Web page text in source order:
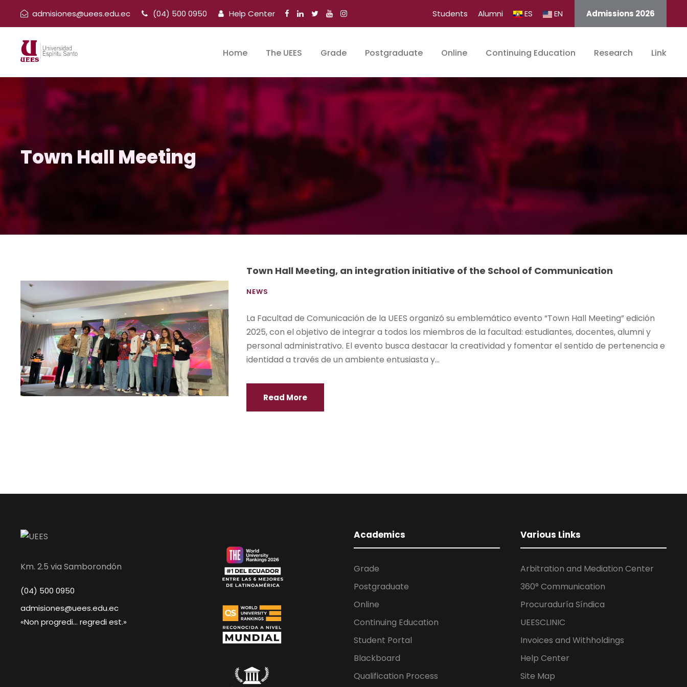
admisiones@uees.edu.ec (04) 500 0950 Help Center Students Alumni ES EN Admissions 2026
Home The UEES Grade Postgraduate Online Continuing Education Research Link
Town Hall Meeting
Town Hall Meeting, an integration initiative of the School of Communication
NEWS
La Facultad de Comunicación de la UEES organizó su emblemático evento “Town Hall Meeting” edición
2025, con el objetivo de integrar a todos los miembros de la facultad: estudiantes, docentes, alumni y
personal administrativo. El evento busca destacar la creatividad y fomentar el sentido de pertenencia e
identidad a través de un ambiente entusiasta y...
Read More
Km. 2.5 via Samborondón
(04) 500 0950
admisiones@uees.edu.ec
«Non progredi... regredi est.»
Academics
Grade
Postgraduate
Online
Continuing Education
Student Portal
Blackboard
Qualification Process
Various Links
Arbitration and Mediation Center
360° Communication
Procuraduría Síndica
UEESCLINIC
Invoices and Withholdings
Help Center
Site Map